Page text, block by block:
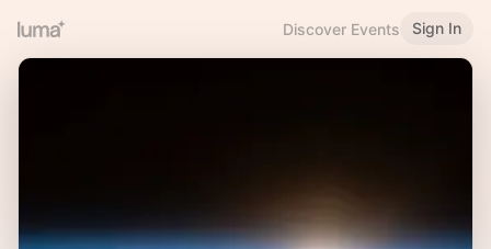
Discover Events Sign In